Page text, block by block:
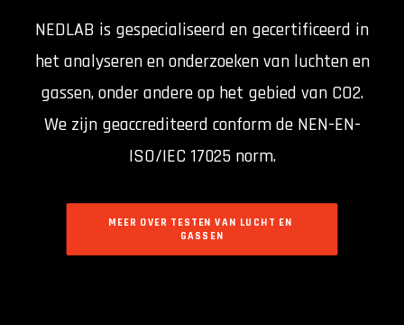
NEDLAB is gespecialiseerd en gecertificeerd in
het analyseren en onderzoeken van luchten en
gassen, onder andere op het gebied van CO2.
We zijn geaccrediteerd conform de NEN-EN-
ISO/IEC 17025 norm.
MEER OVER TESTEN VAN LUCHT EN
GASSEN